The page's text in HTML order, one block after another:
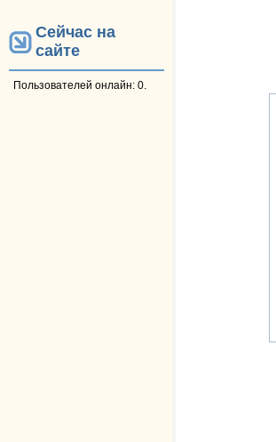
Сейчас на
сайте
Пользователей онлайн: 0.